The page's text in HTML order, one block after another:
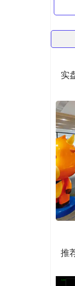
实
推